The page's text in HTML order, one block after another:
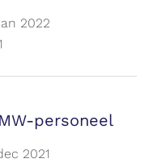
2022
personeel
2021